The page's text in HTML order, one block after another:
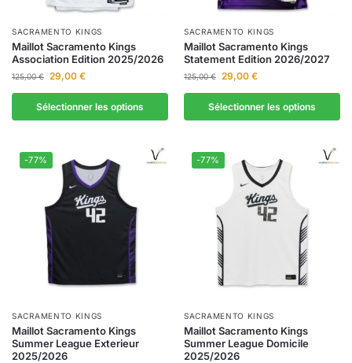
SACRAMENTO KINGS
Maillot Sacramento Kings
Association Edition 2025/2026
125,00€ 29,00 €
Sélectionner les options
SACRAMENTO KINGS
Maillot Sacramento Kings
Statement Edition 2026/2027
125,00€ 29,00 €
Sélectionner les options
-77%
SACRAMENTO KINGS
Maillot Sacramento Kings
Summer League Exterieur
2025/2026
-77%
SACRAMENTO KINGS
Maillot Sacramento Kings
Summer League Domicile
2025/2026